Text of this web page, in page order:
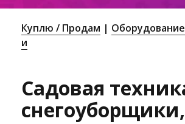
Куплю / Продам
и
Садовая